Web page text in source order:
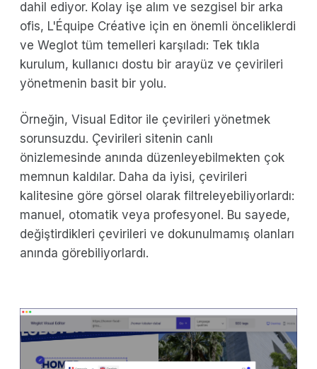
dahil ediyor. Kolay işe alım ve sezgisel bir arka
ofis, L'Équipe Créative için en önemli önceliklerdi
ve Weglot tüm temelleri karşıladı: Tek tıkla
kurulum, kullanıcı dostu bir arayüz ve çevirileri
yönetmenin basit bir yolu.
Örneğin, Visual Editor ile çevirileri yönetmek
sorunsuzdu. Çevirileri sitenin canlı
önizlemesinde anında düzenleyebilmekten çok
memnun kaldılar. Daha da iyisi, çevirileri
kalitesine göre görsel olarak filtreleyebiliyorlardı:
manuel, otomatik veya profesyonel. Bu sayede,
değiştirdikleri çevirileri ve dokunulmamış olanları
anında görebiliyorlardı.